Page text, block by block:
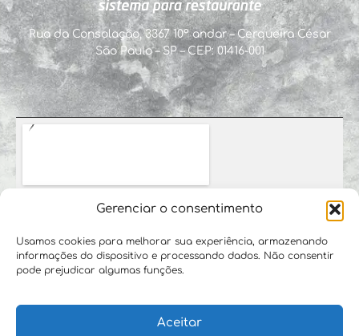
Gerenciar o consentimento
Usamos cookies para melhorar sua experiência, armazenando
informações do dispositivo e processando dados. Não consentir
pode prejudicar algumas funções.
Aceitar
Rua da Consolação, 3367 10º andar – Cerqueira César
São Paulo – SP – CEP: 01416-001